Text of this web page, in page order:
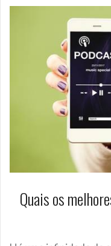
Quais os